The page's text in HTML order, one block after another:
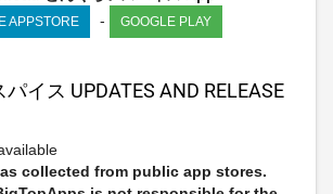
APPSTORE - GOOGLE PLAY
イス UPDATES AND RELEASE
collected from public app stores.